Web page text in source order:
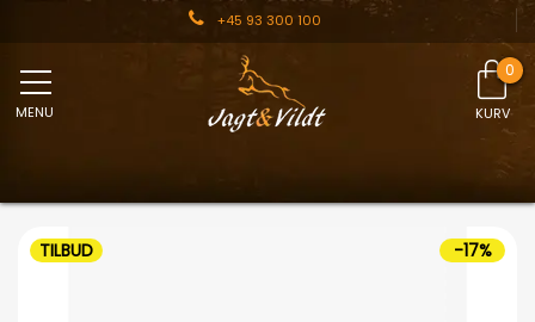
+45 93 300 100
KURV
MENU
TILBUD -17%